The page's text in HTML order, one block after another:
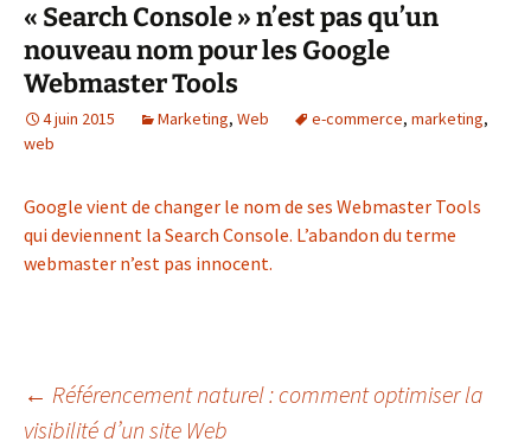
« Search Console » n’est pas qu’un
nouveau nom pour les Google
Webmaster Tools
4 juin 2015 Marketing, Web e-commerce, marketing,
web
Google vient de changer le nom de ses Webmaster Tools
qui deviennent la Search Console. L’abandon du terme
webmaster n’est pas innocent.
Navigation
← Référencement naturel : comment optimiser la
visibilité d’un site Web